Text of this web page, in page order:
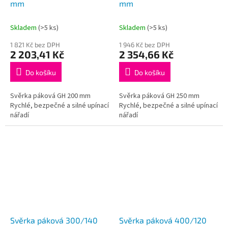
mm
Skladem (>5 ks)
1 821 Kč bez DPH
2 203,41 Kč
Do košíku
Svěrka páková GH 200 mm
Rychlé, bezpečné a silné upínací
nářadí
mm
Skladem (>5 ks)
1 946 Kč bez DPH
2 354,66 Kč
Do košíku
Svěrka páková GH 250 mm
Rychlé, bezpečné a silné upínací
nářadí
Svěrka páková 300/140
Svěrka páková 400/120